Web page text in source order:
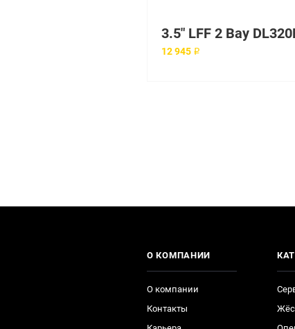
12 945 ₽
О КОМПАНИИ
О компании
Контакты